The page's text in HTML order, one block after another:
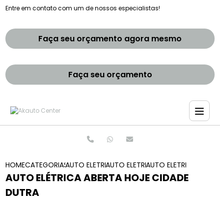
Entre em contato com um de nossos especialistas!
Faça seu orçamento agora mesmo
Faça seu orçamento
HOMECATEGORIASAUTO ELETRICASAUTO ELETRICAAUTO ELETRICA
AUTO ELÉTRICA ABERTA HOJE CIDADE
DUTRA